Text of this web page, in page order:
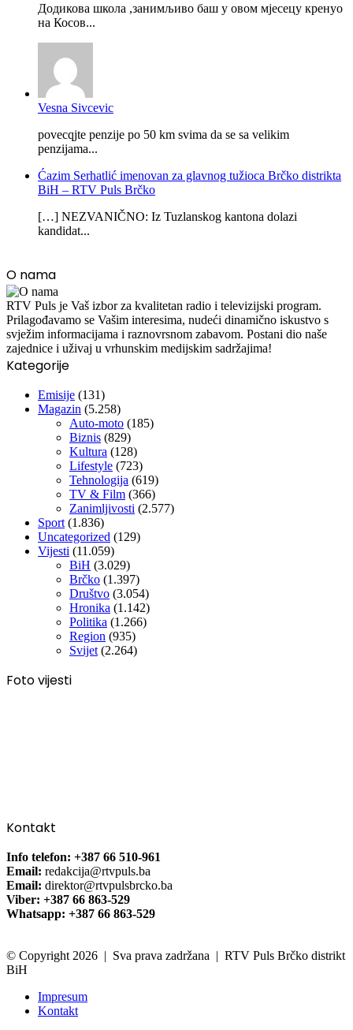
Додикова школа ,занимљиво баш у овом мјесецу кренуо
на Косов...
Vesna Sivcevic
povecqjte penzije po 50 km svima da se sa velikim
penzijama...
Ćazim Serhatlić imenovan za glavnog tužioca Brčko distrikta
BiH – RTV Puls Brčko
[…] NEZVANIČNO: Iz Tuzlanskog kantona dolazi
kandidat...
O nama
RTV Puls je Vaš izbor za kvalitetan radio i televizijski program.
Prilagođavamo se Vašim interesima, nudeći dinamično iskustvo s
svježim informacijama i raznovrsnom zabavom. Postani dio naše
zajednice i uživaj u vrhunskim medijskim sadržajima!
Kategorije
Emisije (131)
Magazin (5.258)
Auto-moto (185)
Biznis (829)
Kultura (128)
Lifestyle (723)
Tehnologija (619)
TV & Film (366)
Zanimljivosti (2.577)
Sport (1.836)
Uncategorized (129)
Vijesti (11.059)
BiH (3.029)
Brčko (1.397)
Društvo (3.054)
Hronika (1.142)
Politika (1.266)
Region (935)
Svijet (2.264)
Foto vijesti
Kontakt
Info telefon: +387 66 510-961
Email: redakcija@rtvpuls.ba
Email: direktor@rtvpulsbrcko.ba
Viber: +387 66 863-529
Whatsapp: +387 66 863-529
© Copyright 2026 | Sva prava zadržana | RTV Puls Brčko distrikt
BiH
Impresum
Kontakt